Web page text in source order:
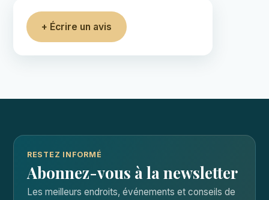
+ Écrire un avis
RESTEZ INFORMÉ
Abonnez-vous à la newsletter
Les meilleurs endroits, événements et conseils de